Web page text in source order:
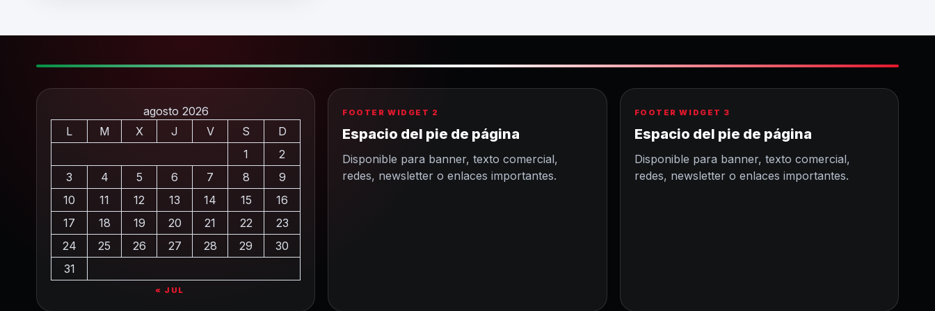
agosto 2026
L
M X J V S
D
1
2
3
4 5 6 7 8
9
10
11 12 13 14 15
16
17
18 19 20 21 22
23
24
25 26 27 28 29
30
31
« JUL
FOOTER WIDGET 2
Espacio del pie de página
Disponible para banner, texto comercial,
redes, newsletter o enlaces importantes.
FOOTER WIDGET 3
Espacio del pie de página
Disponible para banner, texto comercial,
redes, newsletter o enlaces importantes.